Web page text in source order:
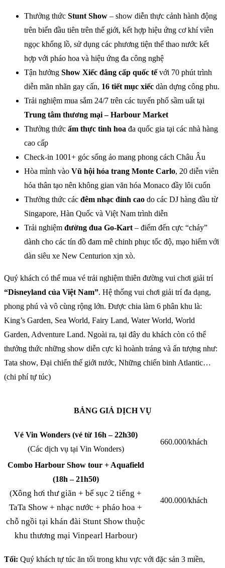
Thưởng thức Stunt Show – show diễn thực cảnh hành động
trên biển đầu tiên trên thế giới, kết hợp hiệu ứng cơ khí viên
ngọc khổng lồ, sử dụng các phương tiện thể thao nước kết
hợp với pháo hoa và hiệu ứng đa công nghệ
Tận hưởng Show Xiếc đẳng cấp quốc tếvới 70 phút trình
diễn mãn nhãn gay cấn, 16 tiết mục xiếc dàn dựng công phu.
Trải nghiệm mua sắm 24/7 trên các tuyến phố sầm uất tại
Trung tâm thương mại – Harbour Market
Thưởng thức ẩm thực tinh hoa đa quốc gia tại các nhà hàng
cao cấp
Check-in 1001+ góc sống ảo mang phong cách Châu Âu
Hòa mình vào Vũ hội hóa trang Monte Carlo, 20 diễn viên
hóa thân tạo nên không gian văn hóa Monaco đầy lôi cuốn
Thưởng thức các đêm nhạc đỉnh cao do các DJ hàng đầu từ
Singapore, Hàn Quốc và Việt Nam trình diễn
Trải nghiệm đường đua Go-Kart – điểm đến cực “cháy”
dành cho các tín đồ đam mê chinh phục tốc độ, mạo hiểm với
dàn siêu xe New Centurion xịn xò.
Quý khách có thể mua vé trải nghiệm thiên đường vui chơi giải trí
“Disneyland của Việt Nam”. Hệ thống vui chơi giải trí đa dạng,
phong phú và vô cùng rộng lớn. Được chia làm 6 phân khu là:
King’s Garden, Sea World, Fairy Land, Water World, World
Garden, Adventure Land. Ngoài ra, tại đây du khách còn có thể
thưởng thức những show diễn cực kì hoành tráng và ấn tượng như:
Tata show, Đại chiến thế giới nước, Những chiến binh Atlantic…
(chi phí tự túc)
BẢNG GIÁ DỊCH VỤ
Vé Vin Wonders (vé từ 16h – 22h30)
(Các dịch vụ tại Vin Wonders)
660.000/khách
Combo Harbour Show tour + Aquafield
(18h – 21h50)
(Xông hơi thư giãn + bể sục 2 tiếng +
TaTa Show + nhạc nước + pháo hoa +
chỗ ngồi tại khán đài Stunt Show thuộc
khu thương mại Vinpearl Harbour)
400.000/khách
Tối: Quý khách tự túc ăn tối trong khu vực với đặc sản 3 miền,